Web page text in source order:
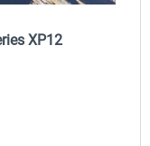
XP12